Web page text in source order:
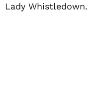
Lady Whistledown.